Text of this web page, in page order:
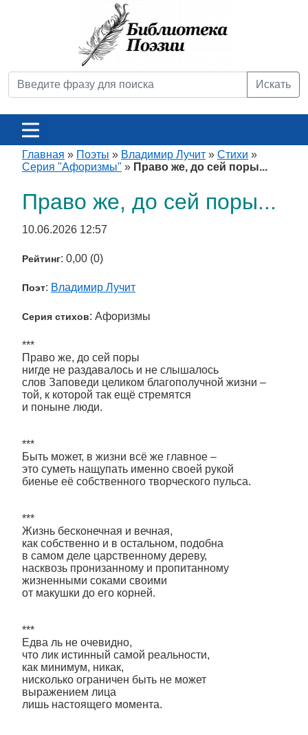
Искать
Главная » Поэты » Владимир Лучит » Стихи »
Серия "Афоризмы" » Право же, до сей поры...
Право же, до сей поры...
10.06.2026 12:57
Рейтинг: 0,00 (0)
Поэт: Владимир Лучит
Серия стихов: Афоризмы
***
Право же, до сей поры
нигде не раздавалось и не слышалось
слов Заповеди целиком благополучной жизни –
той, к которой так ещё стремятся
и поныне люди.
***
Быть может, в жизни всё же главное –
это суметь нащупать именно своей рукой
биенье её собственного творческого пульса.
***
Жизнь бесконечная и вечная,
как собственно и в остальном, подобна
в самом деле царственному дереву,
насквозь пронизанному и пропитанному
жизненными соками своими
от макушки до его корней.
***
Едва ль не очевидно,
что лик истинный самой реальности,
как минимум, никак,
нисколько ограничен быть не может
выражением лица
лишь настоящего момента.